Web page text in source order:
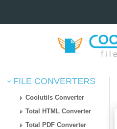
FILE CONVERTERS
Coolutils Converter
Total HTML Converter
Total PDF Converter